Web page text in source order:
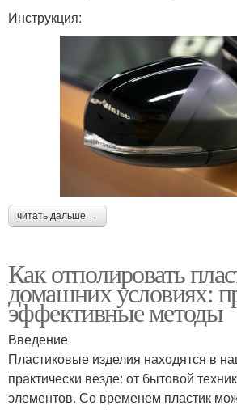
Инструкция:
читать дальше →
Как отполировать
домашних условиях:
эффективные методы
Введение
Пластиковые изделия находятся в
практически везде: от бытовой
элементов. Со временем пластик